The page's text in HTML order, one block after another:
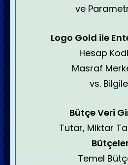
ve
Logo Gold ile
Hesap
Masraf
vs.
BütçeVeri
Tutar, Miktar
Temel